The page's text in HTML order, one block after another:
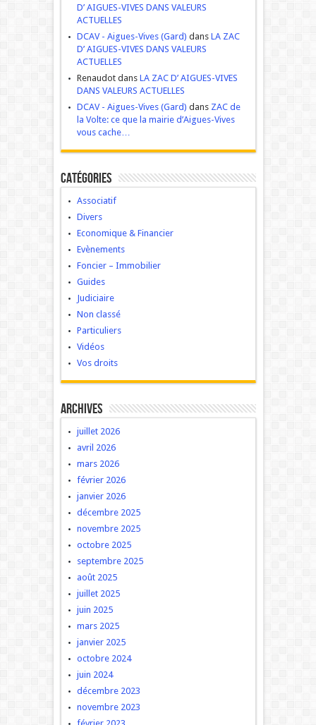
D’ AIGUES-VIVES DANS VALEURS
ACTUELLES
DCAV - Aigues-Vives (Gard) dans LA ZAC
D’ AIGUES-VIVES DANS VALEURS
ACTUELLES
Renaudot dans LA ZAC D’ AIGUES-VIVES
DANS VALEURS ACTUELLES
DCAV - Aigues-Vives (Gard) dans ZAC de
la Volte: ce que la mairie d’Aigues-Vives
vous cache…
Catégories
Associatif
Divers
Economique & Financier
Evènements
Foncier – Immobilier
Guides
Judiciaire
Non classé
Particuliers
Vidéos
Vos droits
Archives
juillet 2026
avril 2026
mars 2026
février 2026
janvier 2026
décembre 2025
novembre 2025
octobre 2025
septembre 2025
août 2025
juillet 2025
juin 2025
mars 2025
janvier 2025
octobre 2024
juin 2024
décembre 2023
novembre 2023